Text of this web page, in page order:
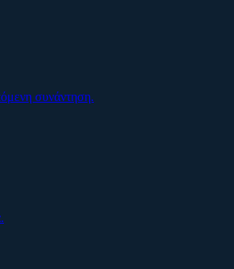
συνάντηση.